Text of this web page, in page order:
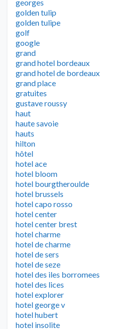
georges
golden tulip
golden tulipe
golf
google
grand
grand hotel bordeaux
grand hotel de bordeaux
grand place
gratuites
gustave roussy
haut
haute savoie
hauts
hilton
hôtel
hotel ace
hotel bloom
hotel bourgtheroulde
hotel brussels
hotel capo rosso
hotel center
hotel center brest
hotel charme
hotel de charme
hotel de sers
hotel de seze
hotel des iles borromees
hotel des lices
hotel explorer
hotel george v
hotel hubert
hotel insolite